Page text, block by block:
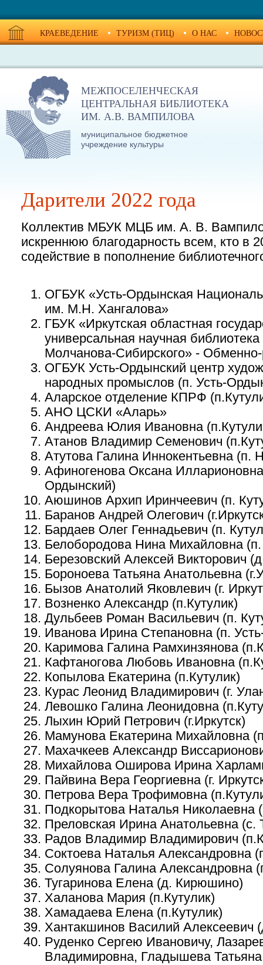
КРАЕВЕДЕНИЕ ТУРИЗМ (ТИЦ) О НАС
МЕЖПОСЕЛЕНЧЕСКАЯ
ЦЕНТРАЛЬНАЯ БИБЛИОТЕКА
ИМ. А.В. ВАМПИЛОВА
муниципальное бюджетное
учреждение культуры
Дарители 2022 года
Коллектив МБУК МЦБ им. А. В.
искреннюю благодарность всем, кто в
содействие в пополнение
ОГБУК «Усть-Ордынская
им. М.Н. Хангалова»
ГБУК «Иркутская областная
универсальная научная
Молчанова-Сибирского» -
ОГБУК Усть-Ордынский центр
народных промыслов (п. Усть-
Аларское отделение КПРФ
АНО ЦСКИ «Аларь»
Андреева Юлия Ивановна
Атанов Владимир Семенович
Атутова Галина Иннокентьевна (п.
Афиногенова Оксана
Ордынский)
Аюшинов Архип Иринчеевич (п.
Баранов Андрей Олегович
Бардаев Олег Геннадьевич (п.
Белобородова Нина Михайловна
Березовский Алексей Викторович
Бороноева Татьяна Анатольевна
Бызов Анатолий Яковлевич (г.
Возненко Александр (п.Кутулик)
Дульбеев Роман Васильевич (п.
Иванова Ирина Степановна (п.
Каримова Галина Рамхинзянова
Кафтаногова Любовь Ивановна
Копылова Екатерина (п.Кутулик)
Курас Леонид Владимирович (г.
Левошко Галина Леонидовна
Лыхин Юрий Петрович (г.Иркутск)
Мамунова Екатерина Михайловна
Махачкеев Александр
Михайлова Оширова Ирина
Пайвина Вера Георгиевна (г.
Петрова Вера Трофимовна
Подкорытова Наталья Николаевна
Преловская Ирина Анатольевна (с.
Радов Владимир Владимирович
Соктоева Наталья Александровна
Солуянова Галина Александровна
Тугаринова Елена (д. Кирюшино)
Халанова Мария (п.Кутулик)
Хамадаева Елена (п.Кутулик)
Хантакшинов Василий Алексеевич
Руденко Сергею Ивановичу,
Владимировна, Гладышева